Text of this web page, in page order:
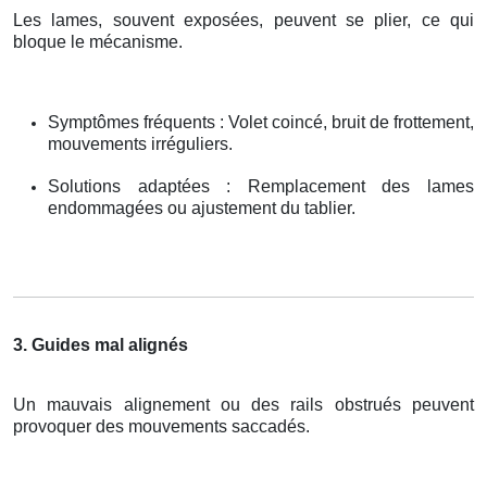
Les lames, souvent exposées, peuvent se plier, ce qui
bloque le mécanisme.
Symptômes fréquents : Volet coincé, bruit de frottement,
mouvements irréguliers.
Solutions adaptées : Remplacement des lames
endommagées ou ajustement du tablier.
3. Guides mal alignés
Un mauvais alignement ou des rails obstrués peuvent
provoquer des mouvements saccadés.